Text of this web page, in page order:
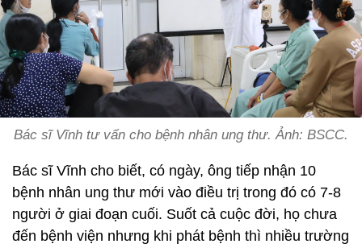
Bác sĩ Vĩnh tư vấn cho bệnh nhân ung thư. Ảnh: BSCC.
Bác sĩ Vĩnh cho biết, có ngày, ông tiếp nhận 10
bệnh nhân ung thư mới vào điều trị trong đó có 7-8
người ở giai đoạn cuối. Suốt cả cuộc đời, họ chưa
đến bệnh viện nhưng khi phát bệnh thì nhiều trường